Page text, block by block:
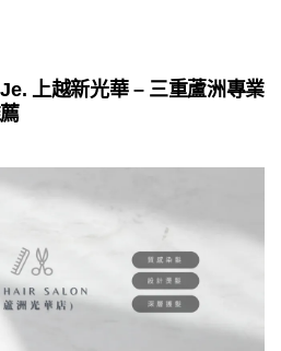
上越新光華 – 三重蘆洲專業